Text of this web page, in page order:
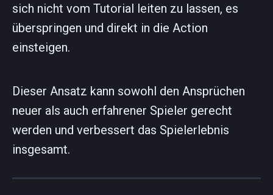
sich nicht vom Tutorial leiten zu lassen, es
überspringen und direkt in die Action
einsteigen.
Dieser Ansatz kann sowohl den Ansprüchen
neuer als auch erfahrener Spieler gerecht
werden und verbessert das Spielerlebnis
insgesamt.